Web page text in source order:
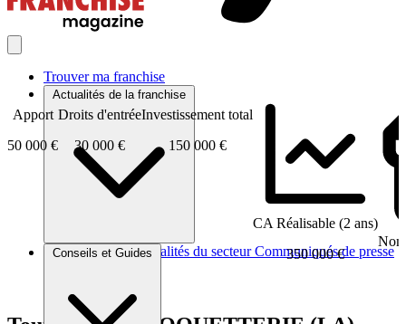
Trouver ma franchise
Actualités de la franchise
Brèves et actus Actualités du secteur Communiqués de presse
Conseils et Guides
Apport
50 000 €
Droits d'entrée
30 000 €
Investissement total
150 000 €
CA Réalisable (2 ans)
350 000 €